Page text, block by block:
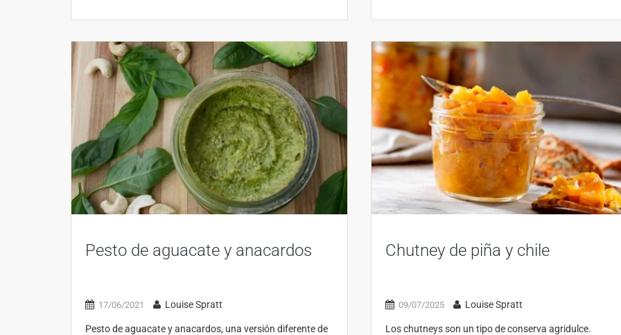
Pesto de aguacate y anacardos
17/06/2021 Louise Spratt
Pesto de aguacate y anacardos, una versión diferente de
Chutney de piña y chile
09/07/2025 Louise Spratt
Los chutneys son un tipo de conserva agridulce.